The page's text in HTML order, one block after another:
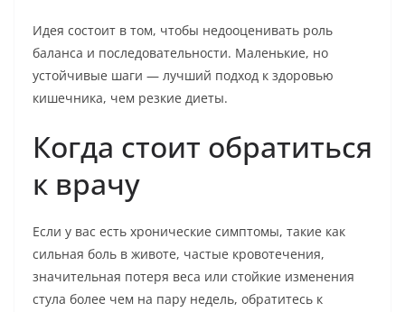
Идея состоит в том, чтобы недооценивать роль
баланса и последовательности. Маленькие, но
устойчивые шаги — лучший подход к здоровью
кишечника, чем резкие диеты.
Когда стоит обратиться
к врачу
Если у вас есть хронические симптомы, такие как
сильная боль в животе, частые кровотечения,
значительная потеря веса или стойкие изменения
стула более чем на пару недель, обратитесь к